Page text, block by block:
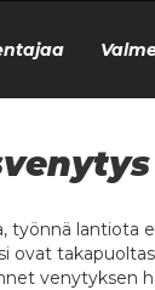
työnnä
ovat
venytyksen